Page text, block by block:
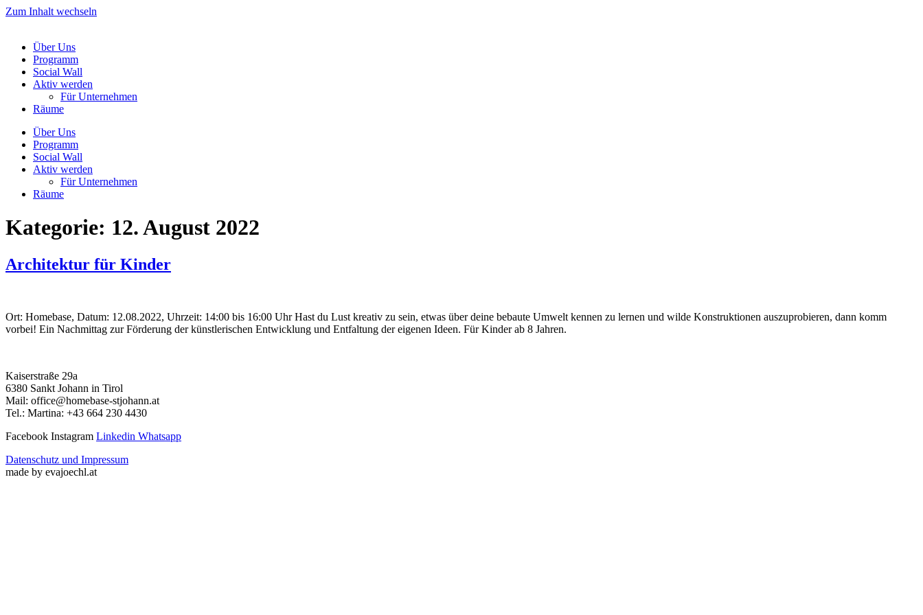
Zum Inhalt wechseln
Über Uns
Programm
Social Wall
Aktiv werden
Für Unternehmen
Räume
Über Uns
Programm
Social Wall
Aktiv werden
Für Unternehmen
Räume
Kategorie: 12. August 2022
Architektur für Kinder
Ort: Homebase, Datum: 12.08.2022, Uhrzeit: 14:00 bis 16:00 Uhr Hast du Lust kreativ zu sein, etwas über deine bebaute Umwelt kennen zu lernen und wilde Konstruktionen auszuprobieren, dann komm
vorbei! Ein Nachmittag zur Förderung der künstlerischen Entwicklung und Entfaltung der eigenen Ideen. Für Kinder ab 8 Jahren.
Kaiserstraße 29a
6380 Sankt Johann in Tirol
Mail: office@homebase-stjohann.at
Tel.: Martina: +43 664 230 4430
Facebook Instagram Linkedin Whatsapp
Datenschutz und Impressum
made by evajoechl.at